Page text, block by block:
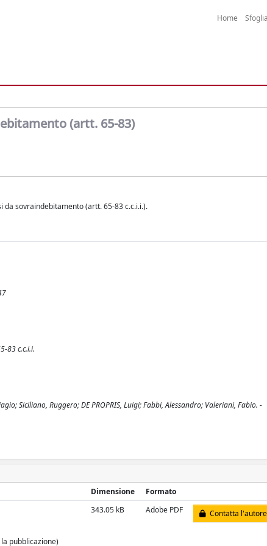
Home Sfoglia
(artt. 65-83)
sovraindebitamento (artt. 65-83 c.c.i.i.).
83 c.c.i.i.
Siciliano, Ruggero; DE PROPRIS, Luigi; Fabbi, Alessandro; Valeriani, Fabio. -
Dimensione
Formato
pubblicazione)
343.05 kB Adobe PDF Contatta l'autore